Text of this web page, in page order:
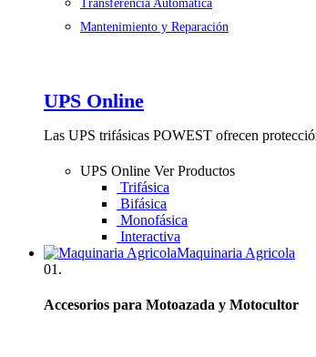
Transferencia Automática
Mantenimiento y Reparación
UPS Online
Las UPS trifásicas POWEST ofrecen
UPS Online Ver Productos
Trifásica
Bifásica
Monofásica
Interactiva
Maquinaria Agricola
01.
Accesorios para Motoazada y Motocultor